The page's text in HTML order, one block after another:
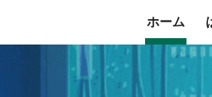
ホーム